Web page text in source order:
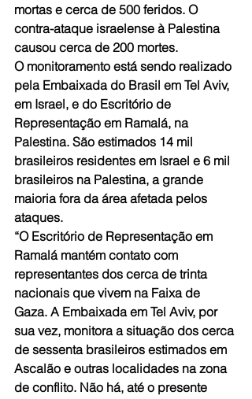
mortas e cerca de 500 feridos. O
contra-ataque israelense à Palestina
causou cerca de 200 mortes.
O monitoramento está sendo realizado
pela Embaixada do Brasil em Tel Aviv,
em Israel, e do Escritório de
Representação em Ramalá, na
Palestina. São estimados 14 mil
brasileiros residentes em Israel e 6 mil
brasileiros na Palestina, a grande
maioria fora da área afetada pelos
ataques.
“O Escritório de Representação em
Ramalá mantém contato com
representantes dos cerca de trinta
nacionais que vivem na Faixa de
Gaza. A Embaixada em Tel Aviv, por
sua vez, monitora a situação dos cerca
de sessenta brasileiros estimados em
Ascalão e outras localidades na zona
de conflito. Não há, até o presente